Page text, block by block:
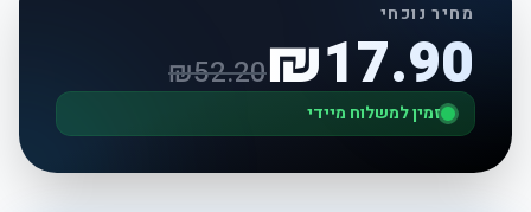
מחיר נוכחי
₪17.90
₪52.20
זמין למשלוח מיידי